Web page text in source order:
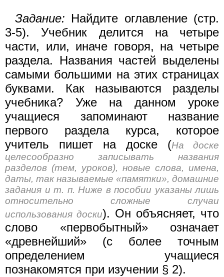
Задание: Найдите оглавление (стр.
3-5). Учебник делится на четыре
части, или, иначе говоря, на четыре
раздела. Названия частей выделены
самыми большими на этих страницах
буквами. Как называются разделы
учебника? Уже на данном уроке
учащиеся запоминают название
первого раздела курса, которое
учитель пишет на доске (На доске
целесообразно записывать названия
разделов (тем, уроков), новые слова, имена,
даты, так называемые «памятки», домашние
задания и т. п. Ниже в пособии указаны лишь
относительно сложные случаи
использования доски). Он объясняет, что
слово «первобытный» означает
«древнейший» (с более точным
определением учащиеся
познакомятся при изучении § 2).